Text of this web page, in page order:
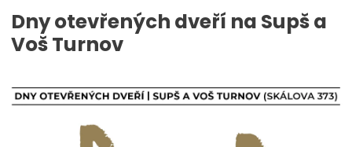
Dny otevřených dveří na Supš a
Voš Turnov